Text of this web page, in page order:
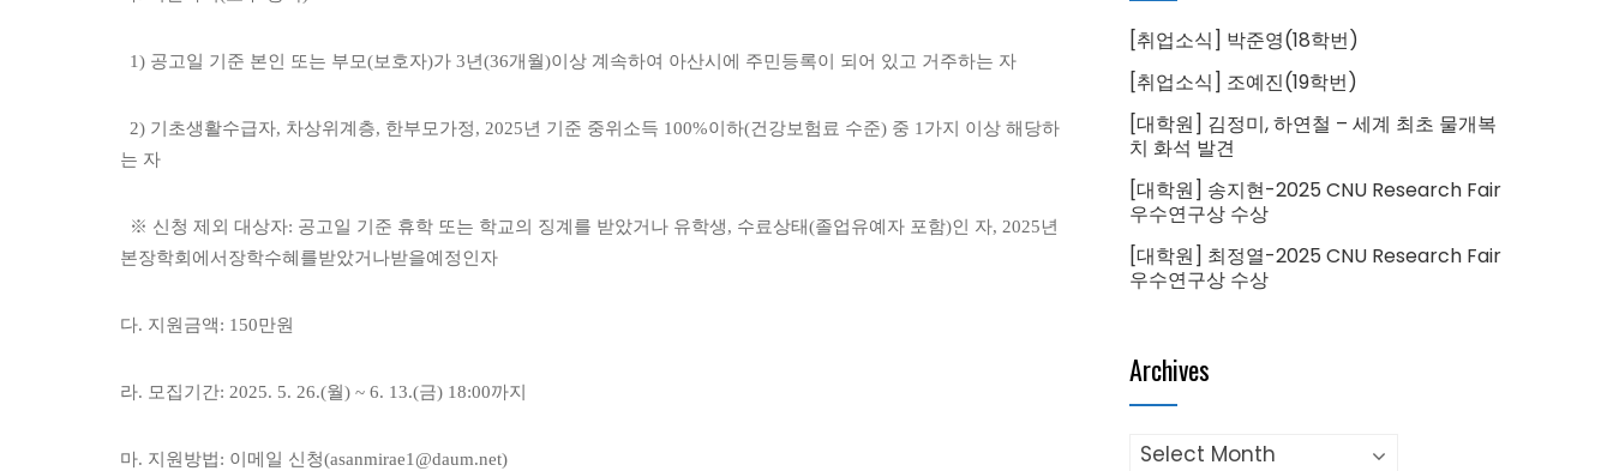
1) 공고일 기준 본인 또는 부모(보호자)가 3년(36개월)이상 계속하여 아산시에 주민등록이 되어 있고 거주하는 자
2) 기초생활수급자, 차상위계층, 한부모가정, 2025년 기준 중위소득 100%이하(건강보험료 수준) 중 1가지 이상 해당하
는 자
※ 신청 제외 대상자: 공고일 기준 휴학 또는 학교의 징계를 받았거나 유학생, 수료상태(졸업유예자 포함)인 자, 2025년
본장학회에서장학수혜를받았거나받을예정인자
다. 지원금액: 150만원
라. 모집기간: 2025. 5. 26.(월) ~ 6. 13.(금) 18:00까지
마. 지원방법: 이메일 신청(asanmirae1@daum.net)
[취업소식] 박준영(18학번)
[취업소식] 조예진(19학번)
[대학원] 김정미, 하연철 – 세계 최초 물개복
치 화석 발견
[대학원] 송지현-2025 CNU Research Fair
우수연구상 수상
[대학원] 최정열-2025 CNU Research Fair
우수연구상 수상
Archives
Archives